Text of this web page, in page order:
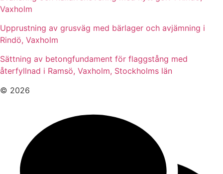
Vaxholm
Upprustning av grusväg med bärlager och avjämning i
Rindö, Vaxholm
Sättning av betongfundament för flaggstång med
återfyllnad i Ramsö, Vaxholm, Stockholms län
© 2026